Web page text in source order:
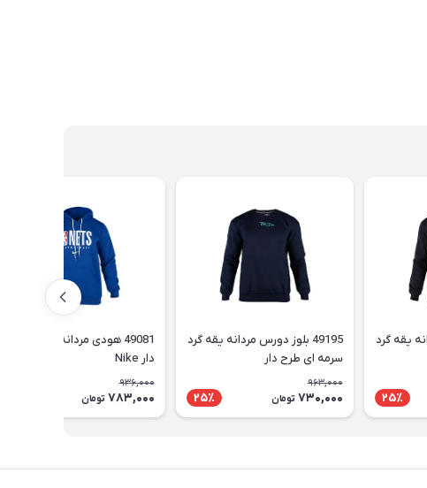
یقه گرد
25٪
49195 بلوز دورس مردانه یقه گرد
سرمه ای طرح دار
963,000
730,000 تومان 25٪
49081 هودی مردانه کلاه دار طرح
دار Nike
936,000
783,000 تومان